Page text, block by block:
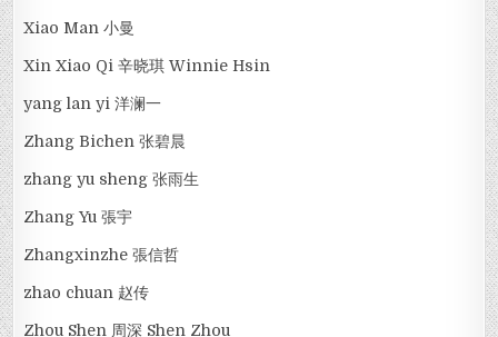
Xiao Man 小曼
Xin Xiao Qi 辛晓琪 Winnie Hsin
yang lan yi 洋澜一
Zhang Bichen 张碧晨
zhang yu sheng 张雨生
Zhang Yu 張宇
Zhangxinzhe 張信哲
zhao chuan 赵传
Zhou Shen 周深 Shen Zhou